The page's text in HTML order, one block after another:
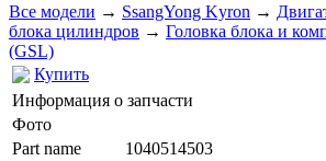
Все модели → SsangYong Kyron →
блока цилиндров → Головка блока и
(GSL)
Купить
Информация о запчасти
Фото
Part name
1040514503